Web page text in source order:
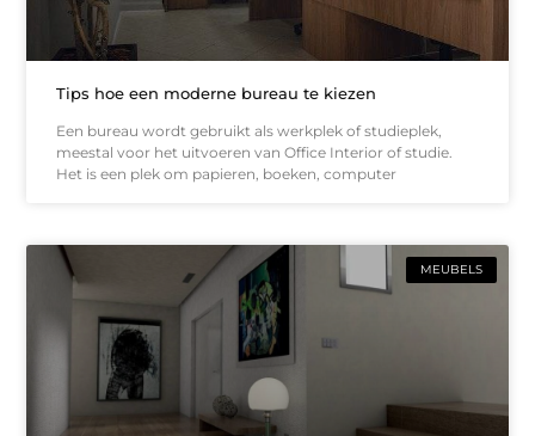
Tips hoe een moderne bureau te kiezen
Een bureau wordt gebruikt als werkplek of studieplek,
meestal voor het uitvoeren van Office Interior of studie.
Het is een plek om papieren, boeken, computer
MEUBELS